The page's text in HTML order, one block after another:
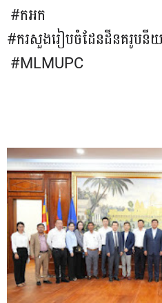
#កអក
#ករសួងរៀបចំដែនដីនគរូប
#MLMUPC